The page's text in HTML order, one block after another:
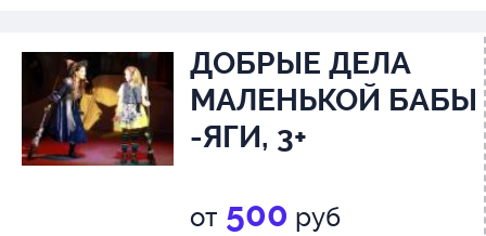
ДОБРЫЕ ДЕЛА
МАЛЕНЬКОЙ БАБЫ
-ЯГИ, 3+
от 500 руб